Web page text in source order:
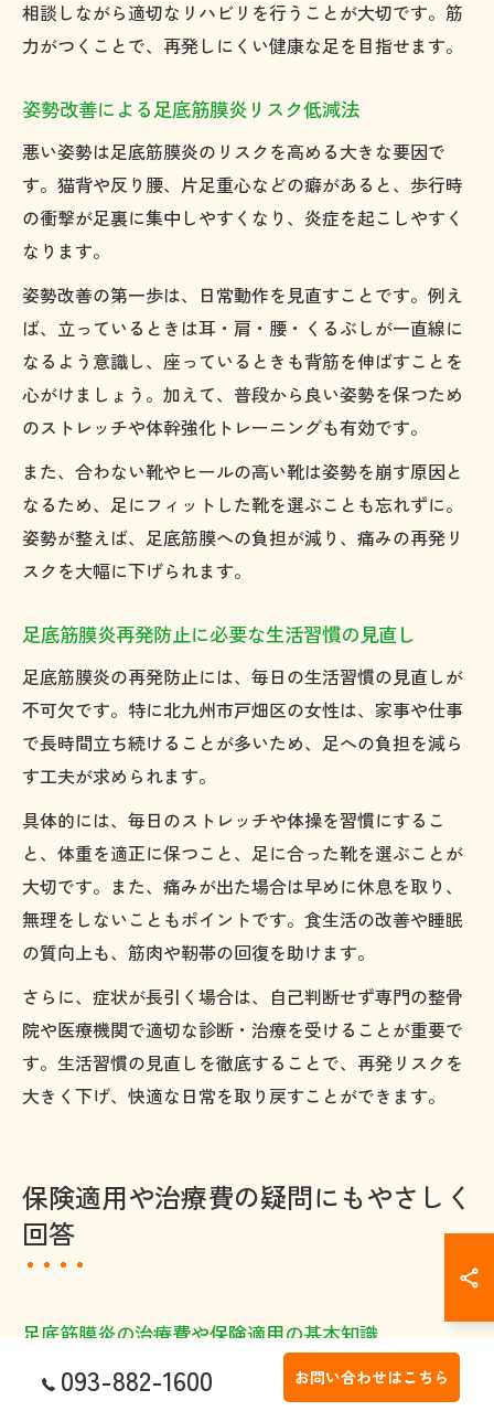
相談しながら適切なリハビリを行うことが大切です。筋
力がつくことで、再発しにくい健康な足を目指せます。
姿勢改善による足底筋膜炎リスク低減法
悪い姿勢は足底筋膜炎のリスクを高める大きな要因で
す。猫背や反り腰、片足重心などの癖があると、歩行時
の衝撃が足裏に集中しやすくなり、炎症を起こしやすく
なります。
姿勢改善の第一歩は、日常動作を見直すことです。例え
ば、立っているときは耳・肩・腰・くるぶしが一直線に
なるよう意識し、座っているときも背筋を伸ばすことを
心がけましょう。加えて、普段から良い姿勢を保つため
のストレッチや体幹強化トレーニングも有効です。
また、合わない靴やヒールの高い靴は姿勢を崩す原因と
なるため、足にフィットした靴を選ぶことも忘れずに。
姿勢が整えば、足底筋膜への負担が減り、痛みの再発リ
スクを大幅に下げられます。
足底筋膜炎再発防止に必要な生活習慣の見直し
足底筋膜炎の再発防止には、毎日の生活習慣の見直しが
不可欠です。特に北九州市戸畑区の女性は、家事や仕事
で長時間立ち続けることが多いため、足への負担を減ら
す工夫が求められます。
具体的には、毎日のストレッチや体操を習慣にするこ
と、体重を適正に保つこと、足に合った靴を選ぶことが
大切です。また、痛みが出た場合は早めに休息を取り、
無理をしないこともポイントです。食生活の改善や睡眠
の質向上も、筋肉や靭帯の回復を助けます。
さらに、症状が長引く場合は、自己判断せず専門の整骨
院や医療機関で適切な診断・治療を受けることが重要で
す。生活習慣の見直しを徹底することで、再発リスクを
大きく下げ、快適な日常を取り戻すことができます。
保険適用や治療費の疑問にもやさしく
回答
足底筋膜炎の治療費や保険適用の基本知識
足底筋膜炎の治療を考える際、まず気になるのが治療費
や保険の適用範囲です。一般的に、整形外科や整骨院で
093-882-1600 お問い合わせはこちら